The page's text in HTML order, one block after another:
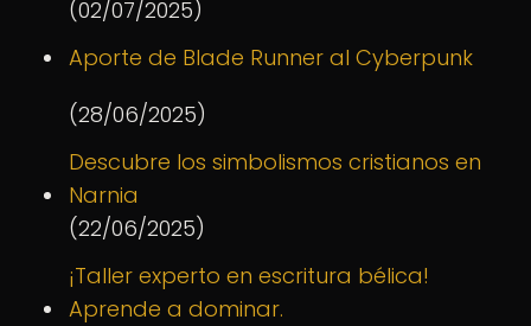
(02/07/2025)
Aporte de Blade Runner al Cyberpunk
(28/06/2025)
Descubre los simbolismos cristianos en
Narnia
(22/06/2025)
¡Taller experto en escritura bélica!
Aprende a dominar.